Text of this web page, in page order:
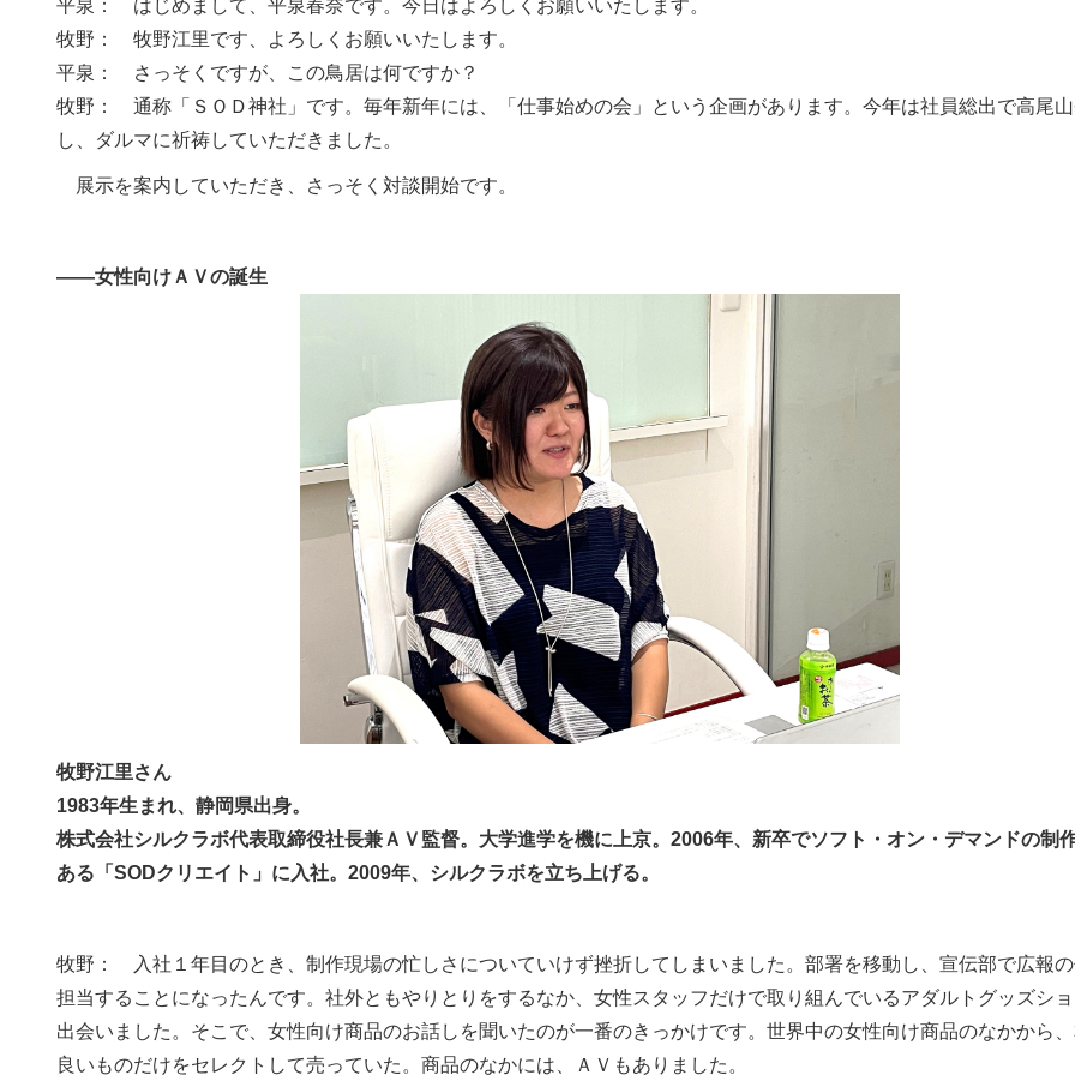
平泉： はじめまして、平泉春奈です。今日はよろしくお願いいたします。
牧野： 牧野江里です、よろしくお願いいたします。
平泉： さっそくですが、この鳥居は何ですか？
牧野： 通称「ＳＯＤ神社」です。毎年新年には、「仕事始めの会」という企画があります。今年は社員総出で高尾
し、ダルマに祈祷していただきました。
展示を案内していただき、さっそく対談開始です。
――女性向けＡＶの誕生
牧野江里さん
1983年生まれ、静岡県出身。
株式会社シルクラボ代表取締役社長兼ＡＶ監督。大学進学を機に上京。2006年、新卒でソフト・オン・デマンドの制
ある「SODクリエイト」 に入社。2009年、シルクラボを立ち上げる。
牧野： 入社１年目のとき、制作現場の忙しさについていけず挫折してしまいました。部署を移動し、宣伝部で広報
担当することになったんです。社外ともやりとりをするなか、女性スタッフだけで取り組んでいるアダルトグッズシ
出会いました。そこで、女性向け商品のお話しを聞いたのが一番のきっかけです。世界中の女性向け商品のなかから
良いものだけをセレクトして売っていた。商品のなかには、ＡＶもありました。